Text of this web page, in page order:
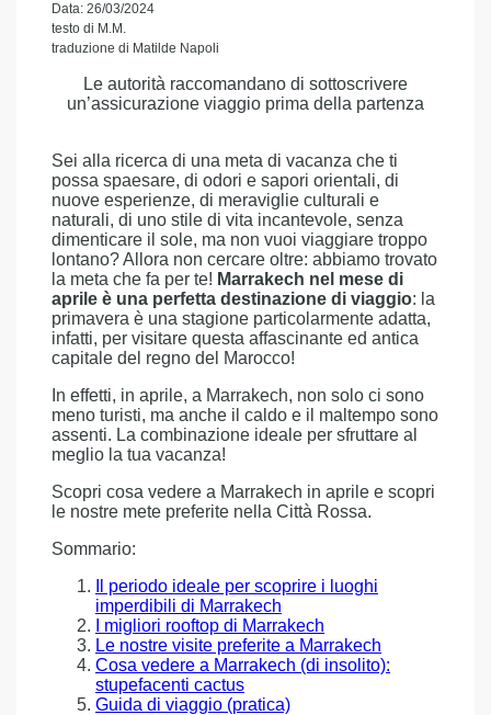
Data: 26/03/2024
testo di M.M.
traduzione di Matilde Napoli
Le autorità raccomandano di sottoscrivere
un’assicurazione viaggio prima della partenza
Sei alla ricerca di una meta di vacanza che ti
possa spaesare, di odori e sapori orientali, di
nuove esperienze, di meraviglie culturali e
naturali, di uno stile di vita incantevole, senza
dimenticare il sole, ma non vuoi viaggiare troppo
lontano? Allora non cercare oltre: abbiamo trovato
la meta che fa per te! Marrakech nel mese di
aprile è una perfetta destinazione di viaggio: la
primavera è una stagione particolarmente adatta,
infatti, per visitare questa affascinante ed antica
capitale del regno del Marocco!
In effetti, in aprile, a Marrakech, non solo ci sono
meno turisti, ma anche il caldo e il maltempo sono
assenti. La combinazione ideale per sfruttare al
meglio la tua vacanza!
Scopri cosa vedere a Marrakech in aprile e scopri
le nostre mete preferite nella Città Rossa.
Sommario:
Il periodo ideale per scoprire i luoghi
imperdibili di Marrakech
I migliori rooftop di Marrakech
Le nostre visite preferite a Marrakech
Cosa vedere a Marrakech (di insolito):
stupefacenti cactus
Guida di viaggio (pratica)